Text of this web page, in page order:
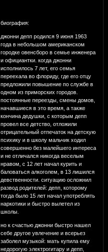
биография:
джонни депп родился 9 июня 1963
года в небольшом американском
городке овенсборо в семье инженера
и официантки. когда джонни
исполнилось 7 лет, его семья
переехала во флориду, где его отцу
предложили повышение по службе в
одном из приморских городов.
постоянные переезды, смены домов,
начавшиеся в это время, а также
кончина дедушки, с которым депп
провел все детство, отложили
отрицательный отпечаток на детскую
психику и в школу мальчик ходил
совершенно без малейшего интереса
и не отличался никогда веселым
нравом, с 12 лет начал курить и
баловаться алкоголем, в 13 лишился
девственности. ситуацию осложнил
развод родителей: депп, которому
тогда было 15 лет начал употреблять
наркотики и быстро вылетел из
школы.
но к счастью джонни быстро нашел
себе другое увлечение и всерьез
заболел музыкой: мать купила ему
недорогую электрогитару и депп,